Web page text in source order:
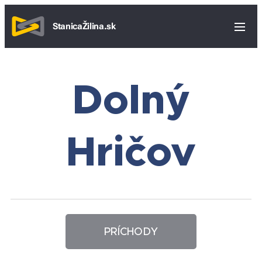
StanicaŽilina.sk
Dolný
Hričov
PRÍCHODY